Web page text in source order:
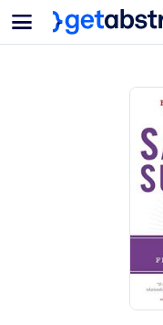
Menu
For Teams &
Equip your
Leadership
Prepare your leaders
Collaborative
Make it easy for
Upskilling &
For AI Systems